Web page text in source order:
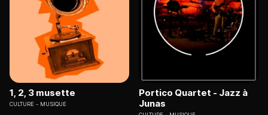
1, 2, 3 musette
CULTURE MUSIQUE
Portico Quartet - Jazz à
Junas